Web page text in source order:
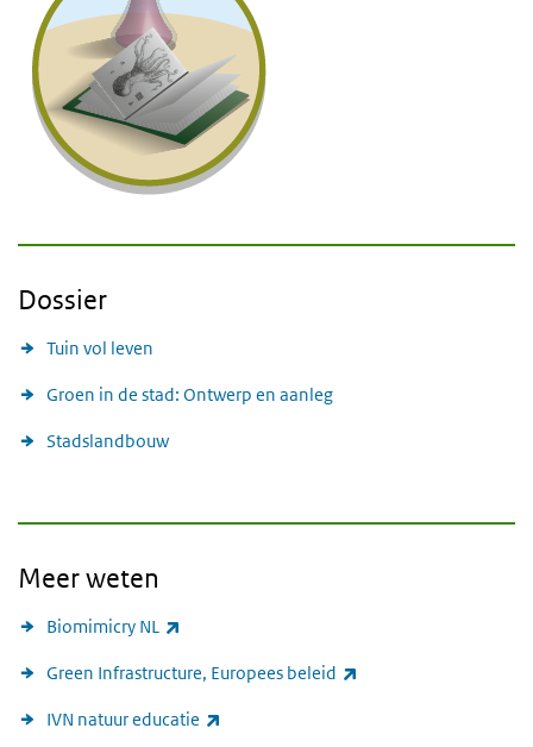
Dossier
Tuin vol leven
Groen in de stad: Ontwerp en aanleg
Stadslandbouw
Meer weten
Biomimicry NL
Green Infrastructure, Europees beleid
IVN natuur educatie